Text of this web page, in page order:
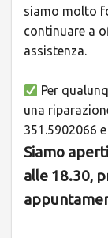
siamo molto
continuare a
assistenza.
Per
una
351.5902066
Siamo
alle 18.30,